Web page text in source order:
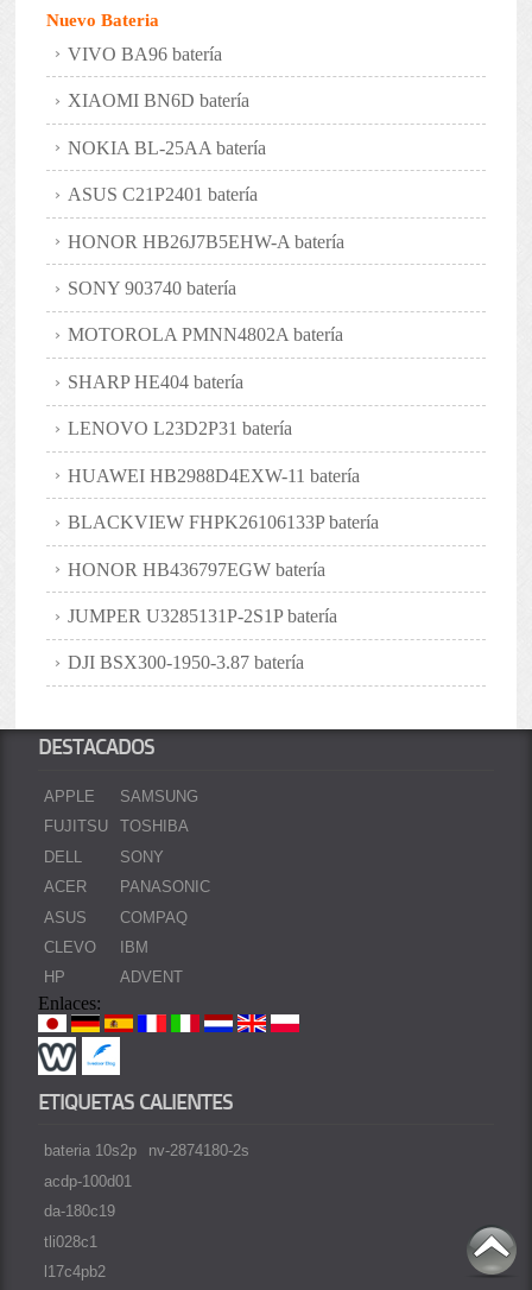
Nuevo Bateria
VIVO BA96 batería
XIAOMI BN6D batería
NOKIA BL-25AA batería
ASUS C21P2401 batería
HONOR HB26J7B5EHW-A batería
SONY 903740 batería
MOTOROLA PMNN4802A batería
SHARP HE404 batería
LENOVO L23D2P31 batería
HUAWEI HB2988D4EXW-11 batería
BLACKVIEW FHPK26106133P batería
HONOR HB436797EGW batería
JUMPER U3285131P-2S1P batería
DJI BSX300-1950-3.87 batería
DESTACADOS
APPLE
FUJITSU
DELL
ACER
ASUS
CLEVO
HP
SAMSUNG
TOSHIBA
SONY
PANASONIC
COMPAQ
IBM
ADVENT
Enlaces:
ETIQUETAS CALIENTES
bateria 10s2p
acdp-100d01
da-180c19
tli028c1
l17c4pb2
nv-2874180-2s